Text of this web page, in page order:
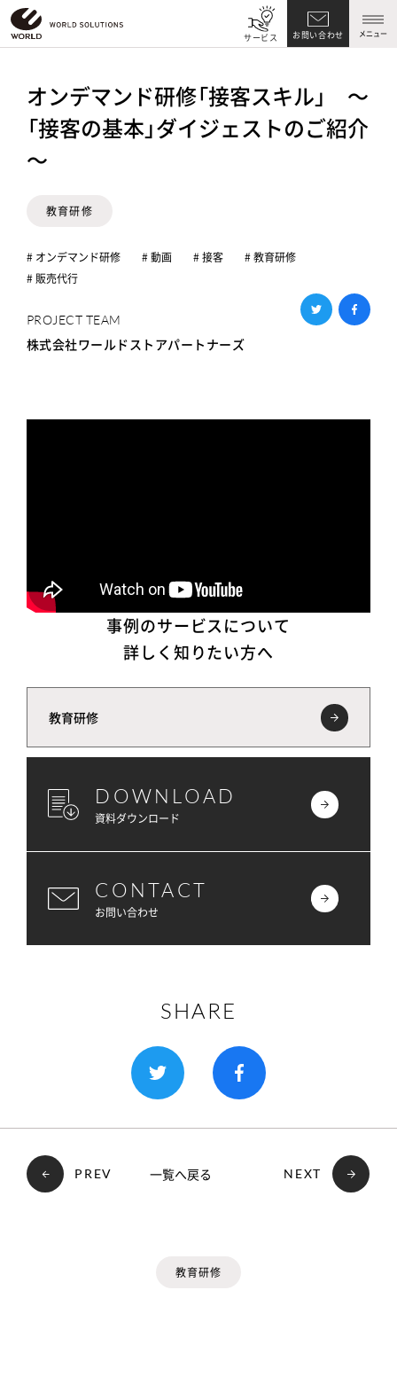
サービス お問い合わせ メニュー
オンデマンド研修「接客スキル」 ～
「接客の基本」ダイジェストのご紹介
～
教育研修
# オンデマンド研修 # 動画 # 接客
# 教育研修
# 販売代行
PROJECT TEAM
株式会社ワールドストアパートナーズ
事例のサービスについて
詳しく知りたい方へ
教育研修
DOWNLOAD
資料ダウンロード
CONTACT
お問い合わせ
SHARE
PREV 一覧へ戻る NEXT
教育研修